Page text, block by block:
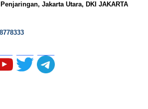
Jakarta Utara, DKI JAKARTA